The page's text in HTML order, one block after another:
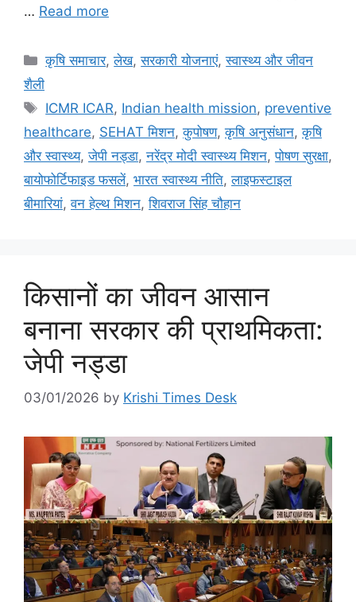
… Read more
कृषि समाचार,लेख,सरकारी योजनाएं,स्वास्थ्य और जीवन
शैली
ICMR ICAR, Indian health mission, preventive
healthcare, SEHAT मिशन,कुपोषण,कृषि अनुसंधान,कृषि
और स्वास्थ्य,जेपी नड्डा,नरेंद्र मोदी स्वास्थ्य मिशन,पोषण सुरक्षा,
बायोफोर्टिफाइड फसलें, भारत स्वास्थ्य नीति,लाइफस्टाइल
बीमारियां,वन हेल्थ मिशन,शिवराज सिंह चौहान
किसानों का जीवन आसान
बनाना सरकार की प्राथमिकता:
जेपी नड्डा
03/01/2026 by Krishi Times Desk